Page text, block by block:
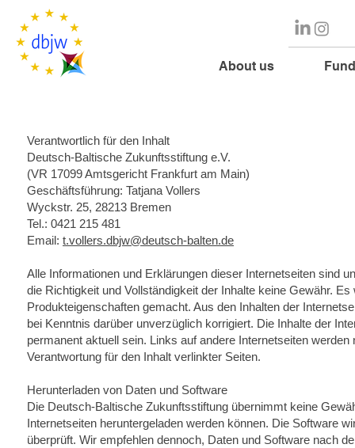
About us
Verantwortlich für den Inhalt
Deutsch-Baltische Zukunftsstiftung e.V.
(VR 17099 Amtsgericht Frankfurt am Main)
Geschäftsführung: Tatjana Vollers
Wyckstr. 25, 28213 Bremen
Tel.: 0421 215 481
Email: t.vollers.dbjw@deutsch-balten.de
Alle Informationen und Erklärungen dieser Internetseiten sind
die Richtigkeit und Vollständigkeit der Inhalte keine Gewähr.
Produkteigenschaften gemacht. Aus den Inhalten der
bei Kenntnis darüber unverzüglich korrigiert. Die Inhalte der
permanent aktuell sein. Links auf andere Internetseiten
Verantwortung für den Inhalt verlinkter Seiten.
Herunterladen von Daten und Software
Die Deutsch-Baltische Zukunftsstiftung übernimmt keine
Internetseiten heruntergeladen werden können. Die Software
überprüft. Wir empfehlen dennoch, Daten und Software nach